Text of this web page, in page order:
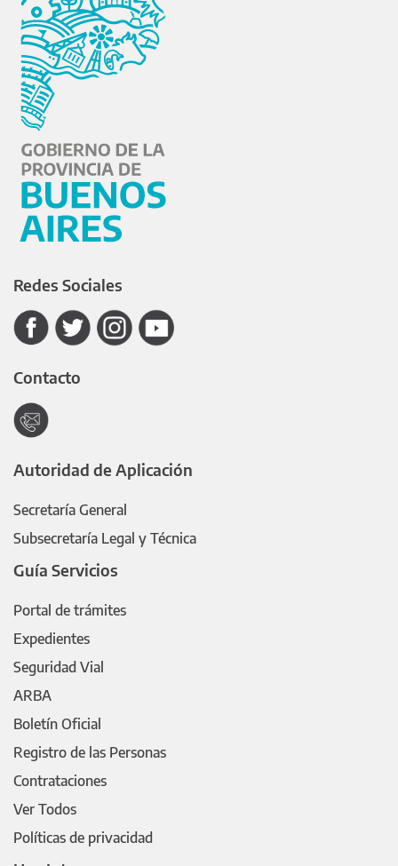
Redes Sociales
Contacto
Autoridad de Aplicación
Secretaría General
Subsecretaría Legal y Técnica
Guía Servicios
Portal de trámites
Expedientes
Seguridad Vial
ARBA
Boletín Oficial
Registro de las Personas
Contrataciones
Ver Todos
Políticas de privacidad